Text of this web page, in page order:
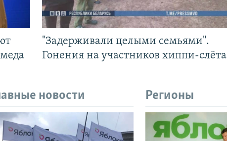
"Задерживали целыми семьями".
Гонения на участников хиппи-слёта
новости Регионы